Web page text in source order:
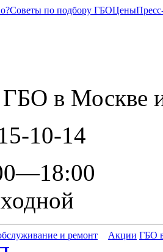
Советы по подбору ГБОЦены
ГБО в Москве
10-14
и ремонт Акции ГБО